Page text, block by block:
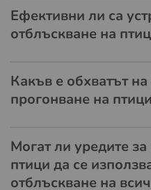
Ефективни ли са
отблъскване на
Какъв е обхватът на
прогонване на
Могат ли уредите
птици да се
отблъскване на